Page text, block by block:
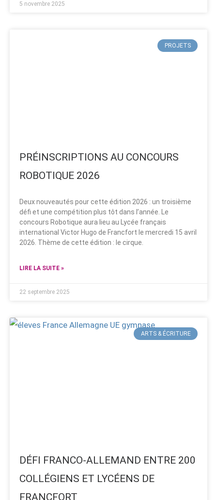
5 novembre 2025
PROJETS
PRÉINSCRIPTIONS AU CONCOURS
ROBOTIQUE 2026
Deux nouveautés pour cette édition 2026 : un troisième
défi et une compétition plus tôt dans l’année. Le
concours Robotique aura lieu au Lycée français
international Victor Hugo de Francfort le mercredi 15 avril
2026. Thème de cette édition : le cirque.
LIRE LA SUITE »
22 septembre 2025
ARTS & ÉCRITURE
DÉFI FRANCO-ALLEMAND ENTRE 200
COLLÉGIENS ET LYCÉENS DE
FRANCFORT